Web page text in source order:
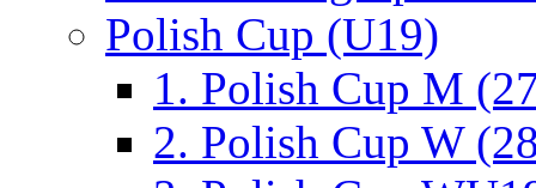
Polish Cup (U19)
1. Polish Cup M
2. Polish Cup W